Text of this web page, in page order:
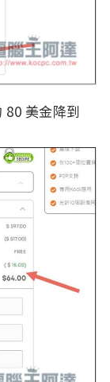
美金降到